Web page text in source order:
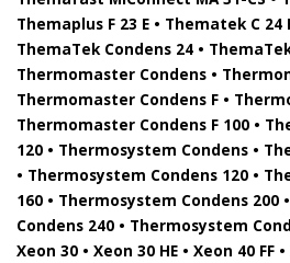
Themaplus F 23 E • Thematek C 24
ThemaTek Condens 24 •
Thermomaster Condens •
Thermomaster Condens F •
Thermomaster Condens F 100 •
120 • Thermosystem Condens •
• Thermosystem Condens 120 •
160 • Thermosystem Condens 200
Condens 240 • Thermosystem
Xeon 30 • Xeon 30 HE • Xeon 40 FF